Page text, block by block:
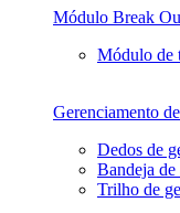
Módulo Break
Módulo de
Gerenciamento
Dedos de
Bandeja de
Trilho de